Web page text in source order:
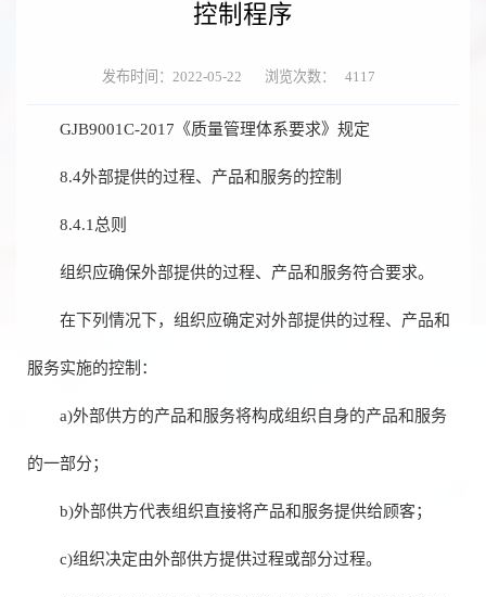
控制程序
发布时间：2022-05-22 浏览次数： 4117
GJB9001C-2017《质量管理体系要求》规定
8.4外部提供的过程、产品和服务的控制
8.4.1总则
组织应确保外部提供的过程、产品和服务符合要求。
在下列情况下，组织应确定对外部提供的过程、产品和
服务实施的控制：
a)外部供方的产品和服务将构成组织自身的产品和服务
的一部分；
b)外部供方代表组织直接将产品和服务提供给顾客；
c)组织决定由外部供方提供过程或部分过程。